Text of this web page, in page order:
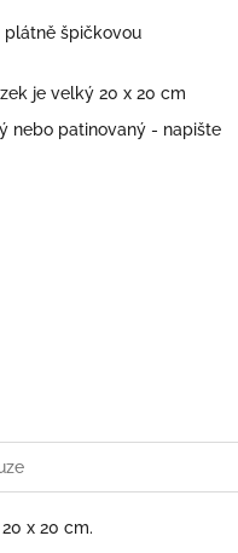
plátně špičkovou
je velký 20 x 20 cm
nebo patinovaný - napište
x 20 cm.